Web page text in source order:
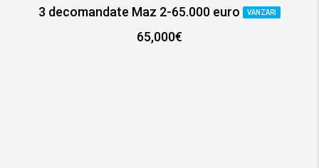
3 decomandate Maz 2-65.000 euro VANZARI
65,000€